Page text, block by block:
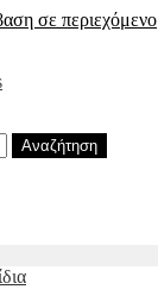
σε περιεχόμενο
Αναζήτηση